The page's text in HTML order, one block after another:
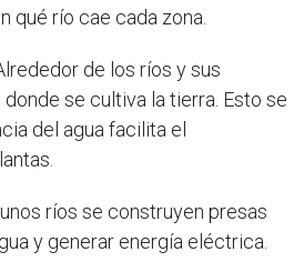
qué río cae cada zona.
de los ríos y sus
se cultiva la tierra. Esto se
del agua facilita el
ríos se construyen presas
y generar energía eléctrica.